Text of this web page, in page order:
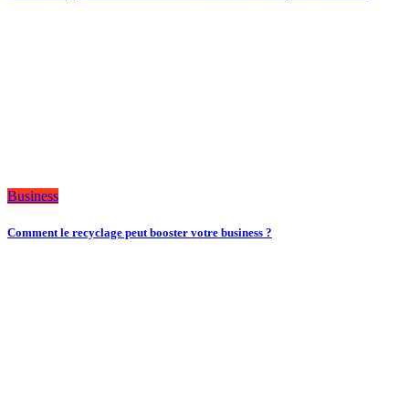
Business
Comment le recyclage peut booster votre business ?